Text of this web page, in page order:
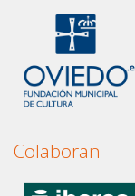
Colaboran